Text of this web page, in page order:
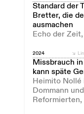
Standard der
Bretter, die
ausmachen
Echo der
2024
Missbrauch
kann späte
Heimito Nollé
Dommann